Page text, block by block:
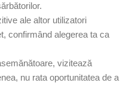
ale altor utilizatori
confirmând alegerea ta ca
vizitează
nu rata oportunitatea de a